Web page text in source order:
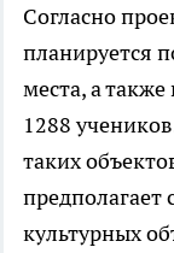
Согласно
планируется
места, а
1288
таких
предполагает
культурных